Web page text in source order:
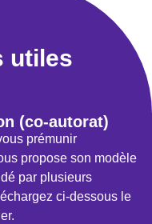
utiles
(co-autorat)
prémunir
propose son modèle
par plusieurs
ci-dessous le